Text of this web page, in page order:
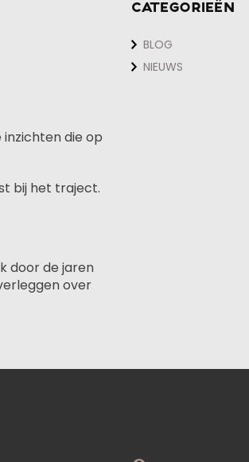
die op
bij het traject.
door de jaren
over
CATEGORIEËN
BLOG
NIEUWS